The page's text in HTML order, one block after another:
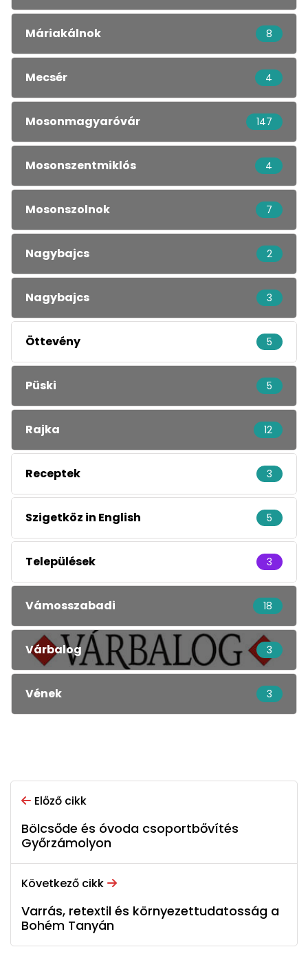
Máriakálnok 8
Mecsér 4
Mosonmagyaróvár 147
Mosonszentmiklós 4
Mosonszolnok 7
Nagybajcs 2
Nagybajcs 3
Öttevény 5
Püski 5
Rajka 12
Receptek 3
Szigetköz in English 5
Települések 3
Vámosszabadi 18
Várbalog 3
Vének 3
Előző cikk
Bölcsőde és óvoda csoportbővítés
Győrzámolyon
Következő cikk
Varrás, retextil és környezettudatosság a
Bohém Tanyán